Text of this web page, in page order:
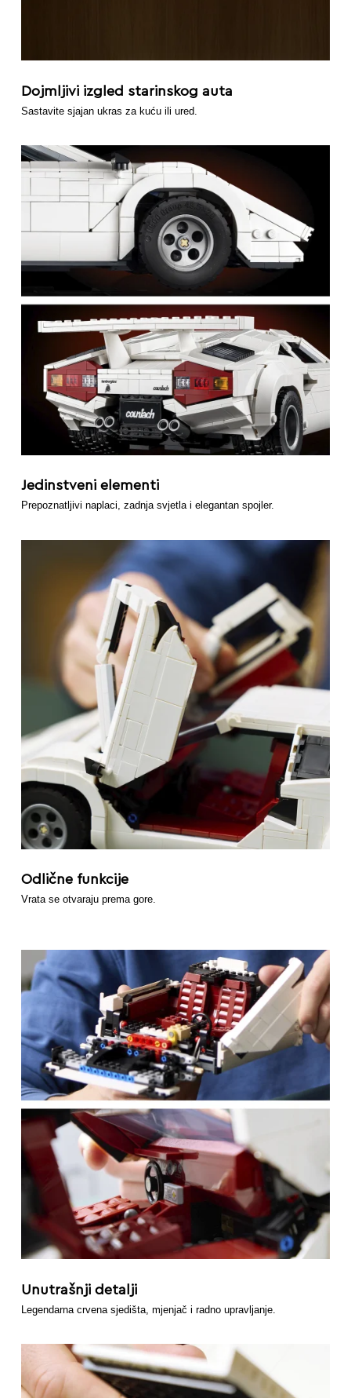
Dojmljivi izgled starinskog auta
Sastavite sjajan ukras za kuću ili ured.
Jedinstveni elementi
Prepoznatljivi naplaci, zadnja svjetla i elegantan spojler.
Odlične funkcije
Vrata se otvaraju prema gore.
Unutrašnji detalji
Legendarna crvena sjedišta, mjenjač i radno upravljanje.